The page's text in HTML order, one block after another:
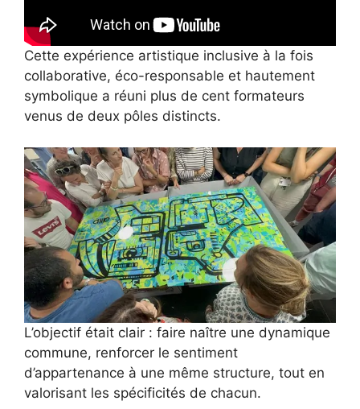
Cette expérience artistique inclusive à la fois
collaborative, éco-responsable et hautement
symbolique a réuni plus de cent formateurs
venus de deux pôles distincts.
L’objectif était clair : faire naître une dynamique
commune, renforcer le sentiment
d’appartenance à une même structure, tout en
valorisant les spécificités de chacun.